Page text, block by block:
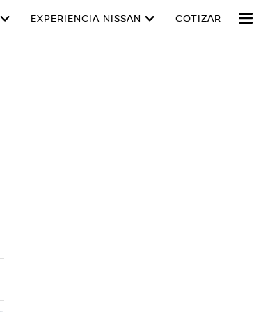
EXPERIENCIA NISSAN COTIZAR